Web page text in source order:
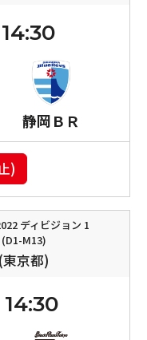
14:30
静岡ＢＲ
)
ディビジョン 1
M13)
京都)
14:30